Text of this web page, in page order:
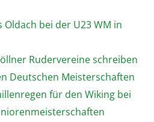
Oldach bei der U23 WM in
Rudervereine schreiben
Deutschen Meisterschaften
für den Wiking bei